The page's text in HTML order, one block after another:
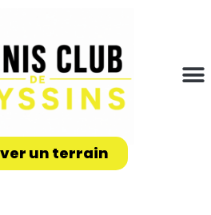
un terrain